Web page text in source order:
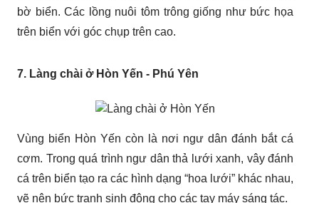
bờ biển. Các lồng nuôi tôm trông giống như bức họa
trên biển với góc chụp trên cao.
7. Làng chài ở Hòn Yến - Phú Yên
Vùng biển Hòn Yến còn là nơi ngư dân đánh bắt cá
cơm. Trong quá trình ngư dân thả lưới xanh, vây đánh
cá trên biển tạo ra các hình dạng “hoa lưới” khác nhau,
vẽ nên bức tranh sinh động cho các tay máy sáng tác.